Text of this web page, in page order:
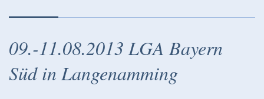
09.-11.08.2013 LGA Bayern
Süd in Langenamming